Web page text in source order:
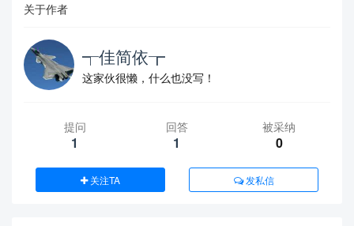
关于作者
┭佳简依┲
这家伙很懒，什么也没写！
提问
1
回答
1
被采纳
0
关注TA 发私信